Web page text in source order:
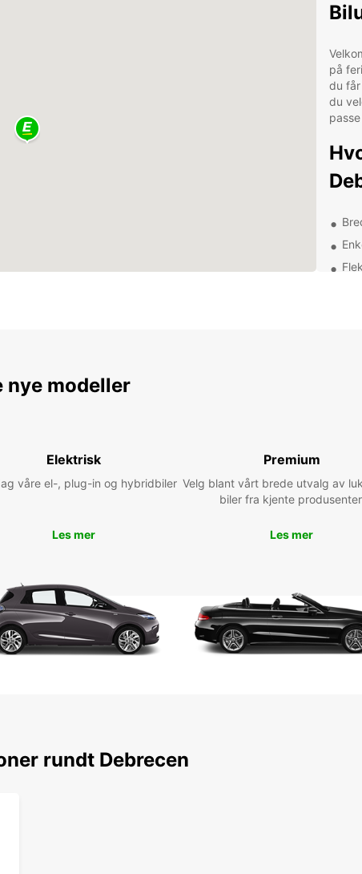
på
du
du
og
det
nye modeller
Elektrisk
våre el-, plug-in og hybridbiler
Les mer
Premium
Velg blant vårt brede utvalg av
biler fra kjente
Les mer
rundt Debrecen